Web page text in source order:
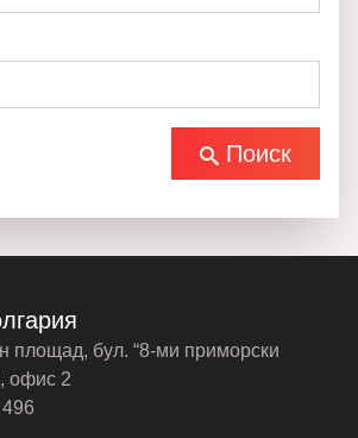
Поиск
площад, бул. “8-ми приморски
офис 2